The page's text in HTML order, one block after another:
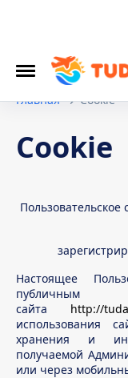
Главная
Cookie
Cookie
Настоящее
публичным
сайта http://
использования
хранения и
получаемой
или через